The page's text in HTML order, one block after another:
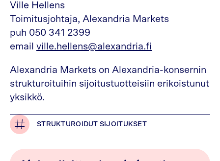
Ville Hellens
Toimitusjohtaja, Alexandria Markets
puh 050 341 2399
email ville.hellens@alexandria.fi
Alexandria Markets on Alexandria-konsernin
strukturoituihin sijoitustuotteisiin erikoistunut
yksikkö.
STRUKTUROIDUT SIJOITUKSET